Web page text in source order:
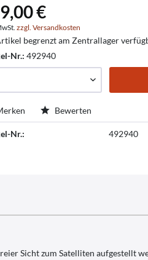
€
zzgl. Versandkosten
begrenzt am Zentrallager
Nr.: 492940
Bewerten
Nr.: 492940
Sicht zum Satelliten aufgestellt